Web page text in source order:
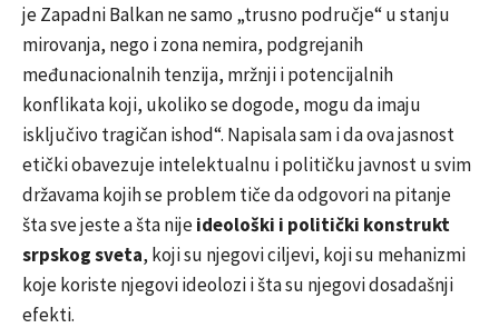
je Zapadni Balkan ne samo „trusno područje“ u stanju
mirovanja, nego i zona nemira, podgrejanih
međunacionalnih tenzija, mržnji i potencijalnih
konflikata koji, ukoliko se dogode, mogu da imaju
isključivo tragičan ishod“. Napisala sam i da ova jasnost
etički obavezuje intelektualnu i političku javnost u svim
državama kojih se problem tiče da odgovori na pitanje
šta sve jeste a šta nijeideološki i politički konstrukt
srpskog sveta, koji su njegovi ciljevi, koji su mehanizmi
koje koriste njegovi ideolozi i šta su njegovi dosadašnji
efekti.